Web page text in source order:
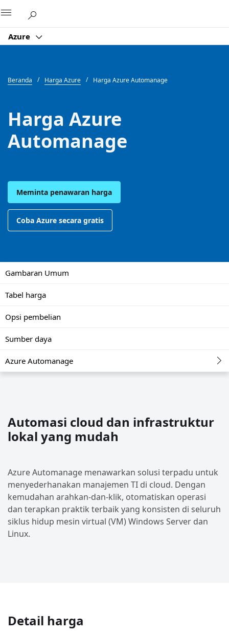
Azure
Beranda Harga Azure Harga Azure Automanage
Harga Azure
Automanage
Meminta penawaran harga
Coba Azure secara gratis
Gambaran Umum
Tabel harga
Opsi pembelian
Sumber daya
Azure Automanage
Automasi cloud dan infrastruktur
lokal yang mudah
Azure Automanage menawarkan solusi terpadu untuk
menyederhanakan manajemen TI di cloud. Dengan
kemudahan arahkan-dan-klik, otomatiskan operasi
dan terapkan praktik terbaik yang konsisten di seluruh
siklus hidup mesin virtual (VM) Windows Server dan
Linux.
Detail harga